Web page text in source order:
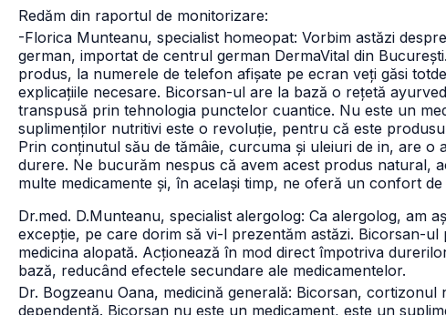
Redăm din raportul de monitorizare:
-Florica Munteanu, specialist homeopat: Vorbim astăzi
german, importat de centrul german DermaVital din
produs, la numerele de telefon afișate pe ecran veți găsi
explicațiile necesare. Bicorsan-ul are la bază o rețetă
transpusă prin tehnologia punctelor cuantice. Nu este un
suplimenților nutritivi este o revoluție, pentru că este
Prin conținutul său de tămâie, curcuma și uleiuri de in, are o
durere. Ne bucurăm nespus că avem acest produs natural,
multe medicamente și, în același timp, ne oferă un confort de
Dr.med. D.Munteanu, specialist alergolog: Ca alergolog, am
excepție, pe care dorim să vi-l prezentăm astăzi. Bicorsan-
medicina alopată. Acționează în mod direct împotriva
bază, reducând efectele secundare ale medicamentelor.
Dr. Bogzeanu Oana, medicină generală: Bicorsan,
dependență. Bicorsan nu este un medicament, este un